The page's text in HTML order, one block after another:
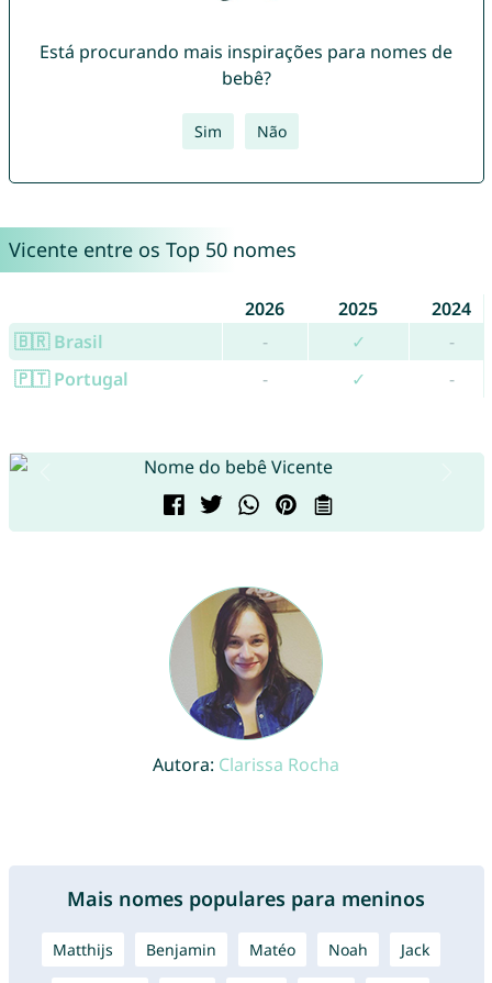
Está procurando mais inspirações para nomes de
bebê?
Sim Não
Vicente entre os Top 50 nomes
2026 2025
2024
🇧🇷 Brasil
- ✓
-
🇵🇹 Portugal
- ✓ -
Autora: Clarissa Rocha
Mais nomes populares para meninos
Matthijs Benjamin Matéo Noah Jack